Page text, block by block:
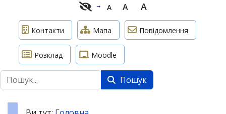
A A A
Контакти Мапа Повідомлення
Розклад Moodle
Пошук Пошук